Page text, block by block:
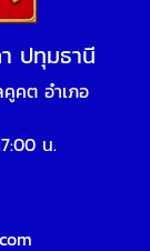
ปทุมธานี
คต อำเภอ
น.